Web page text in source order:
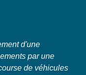
d'une
par une
de véhicules